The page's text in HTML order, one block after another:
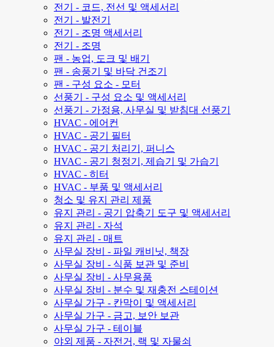
전기 - 코드, 전선 및 액세서리
전기 - 발전기
전기 - 조명 액세서리
전기 - 조명
팬 - 농업, 도크 및 배기
팬 - 송풍기 및 바닥 건조기
팬 - 구성 요소 - 모터
선풍기 - 구성 요소 및 액세서리
선풍기 - 가정용, 사무실 및 받침대 선풍기
HVAC - 에어컨
HVAC - 공기 필터
HVAC - 공기 처리기, 퍼니스
HVAC - 공기 청정기, 제습기 및 가습기
HVAC - 히터
HVAC - 부품 및 액세서리
청소 및 유지 관리 제품
유지 관리 - 공기 압축기 도구 및 액세서리
유지 관리 - 자석
유지 관리 - 매트
사무실 장비 - 파일 캐비닛, 책장
사무실 장비 - 식품 보관 및 준비
사무실 장비 - 사무용품
사무실 장비 - 분수 및 재충전 스테이션
사무실 가구 - 칸막이 및 액세서리
사무실 가구 - 금고, 보안 보관
사무실 가구 - 테이블
야외 제품 - 자전거, 랙 및 자물쇠